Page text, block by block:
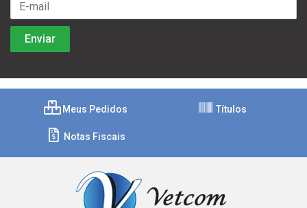
Meus Pedidos Títulos
Notas Fiscais